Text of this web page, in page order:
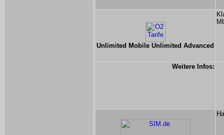
Unlimited Mobile Unlimited Advanced
Weitere Infos: